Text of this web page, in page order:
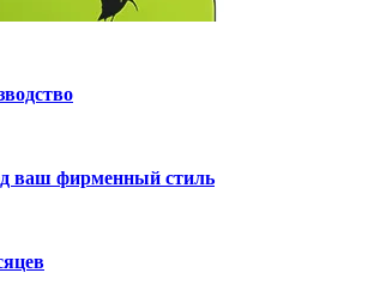
ваш фирменный стиль